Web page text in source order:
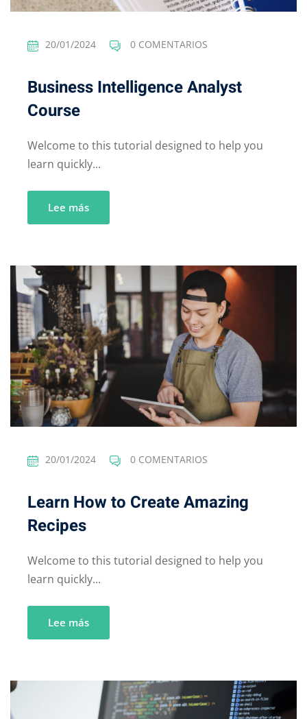
20/01/2024 0 COMENTARIOS
Business Intelligence Analyst
Course
Welcome to this tutorial designed to help you
learn quickly...
Lee más
20/01/2024 0 COMENTARIOS
Learn How to Create Amazing
Recipes
Welcome to this tutorial designed to help you
learn quickly...
Lee más